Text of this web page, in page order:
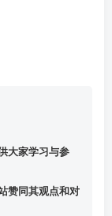
大家学习与参
赞同其观点和对